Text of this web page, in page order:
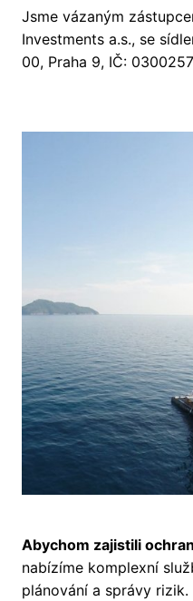
Jsme vázaným
Investments a.s., se
00, Praha 9, IČ:
Abychom zajistili
nabízíme komplexní
plánování a správy